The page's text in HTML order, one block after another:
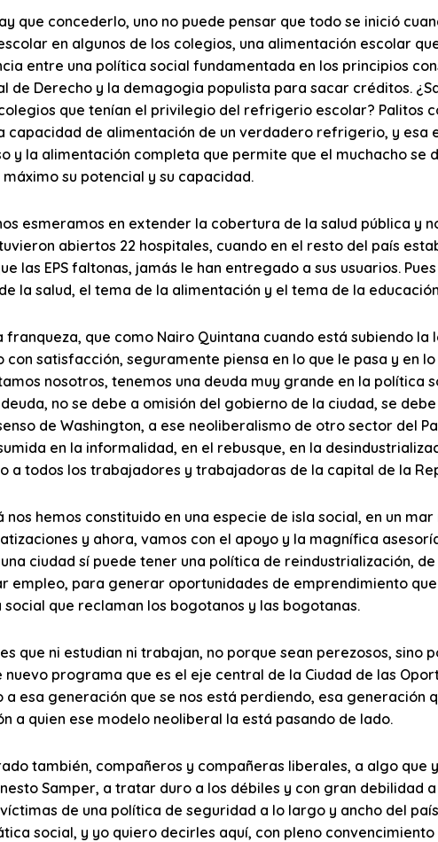
que concederlo, uno no puede pensar que todo se inició
en algunos de los colegios, una alimentación escolar
entre una política social fundamentada en los principios
de Derecho y la demagogia populista para sacar créditos.
que tenían el privilegio del refrigerio escolar? Palitos
capacidad de alimentación de un verdadero refrigerio, y esa
y la alimentación completa que permite que el muchacho se
su potencial y su capacidad.
esmeramos en extender la cobertura de la salud pública y
abiertos 22 hospitales, cuando en el resto del país
las EPS faltonas, jamás le han entregado a sus usuarios.
la salud, el tema de la alimentación y el tema de la
que como Nairo Quintana cuando está subiendo la
satisfacción, seguramente piensa en lo que le pasa y en
nosotros, tenemos una deuda muy grande en la política
no se debe a omisión del gobierno de la ciudad, se
de Washington, a ese neoliberalismo de otro sector del
en la informalidad, en el rebusque, en la
a todos los trabajadores y trabajadoras de la capital de la
nos hemos constituido en una especie de isla social, en un
y ahora, vamos con el apoyo y la magnífica
ciudad sí puede tener una política de reindustrialización,
empleo, para generar oportunidades de emprendimiento que
que reclaman los bogotanos y las bogotanas.
que ni estudian ni trabajan, no porque sean perezosos, sino
programa que es el eje central de la Ciudad de las
esa generación que se nos está perdiendo, esa generación
a quien ese modelo neoliberal la está pasando de lado.
también, compañeros y compañeras liberales, a algo que
Samper, a tratar duro a los débiles y con gran debilidad
de una política de seguridad a lo largo y ancho del
social, y yo quiero decirles aquí, con pleno